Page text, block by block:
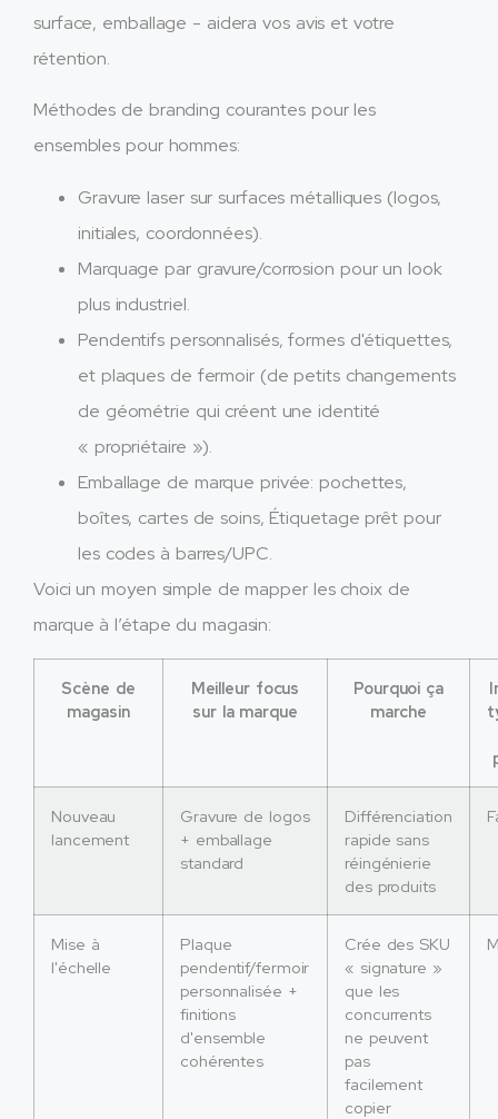
surface, emballage - aidera vos avis et votre
rétention.
Méthodes de branding courantes pour les
ensembles pour hommes:
Gravure laser sur surfaces métalliques (logos,
initiales, coordonnées).​
Marquage par gravure/corrosion pour un look
plus industriel.​
Pendentifs personnalisés, formes d'étiquettes,
et plaques de fermoir (de petits changements
de géométrie qui créent une identité
« propriétaire »).​
Emballage de marque privée: pochettes,
boîtes, cartes de soins, Étiquetage prêt pour
les codes à barres/UPC.​
Voici un moyen simple de mapper les choix de
marque à l’étape du magasin:
Scène de
magasin
Meilleur focus
sur la marque
Pourquoi ça
marche
Nouveau
lancement
Gravure de logos
+ emballage
standard
Différenciation
rapide sans
réingénierie
des produits
Mise à
l'échelle
Plaque
pendentif/fermoir
personnalisée +
finitions
d'ensemble
cohérentes
Crée des SKU
« signature » ​​
que les
concurrents
ne peuvent
pas
facilement
copier